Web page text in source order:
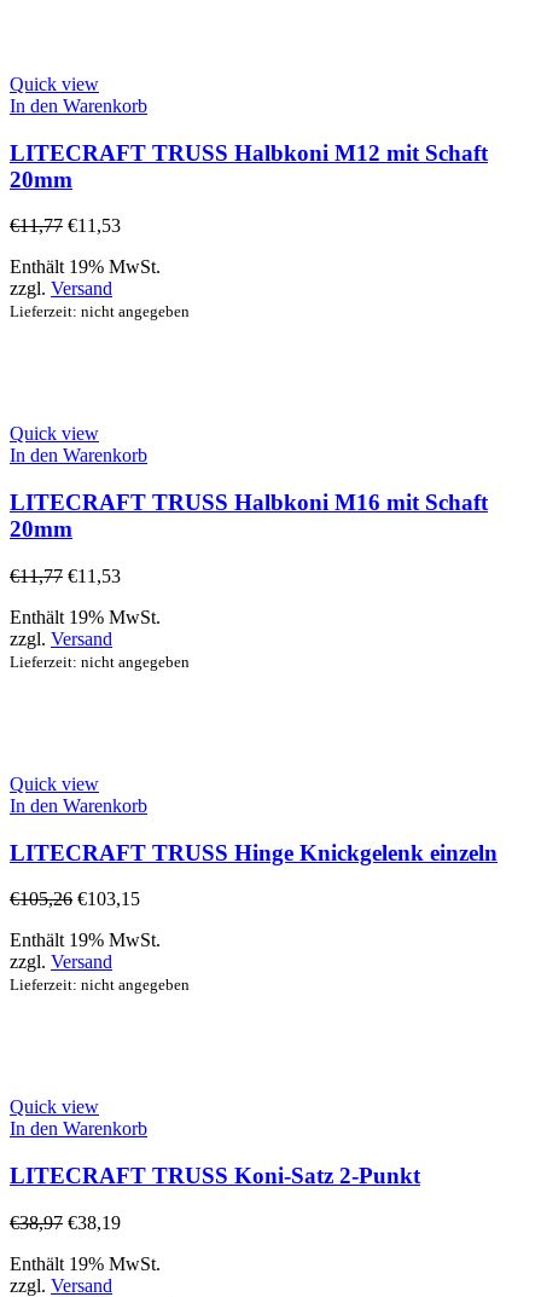
Quick view
In den Warenkorb
LITECRAFT TRUSS Halbkoni M12 mit Schaft
20mm
€11,77 €11,53
Enthält 19% MwSt.
zzgl. Versand
Lieferzeit: nicht angegeben
Quick view
In den Warenkorb
LITECRAFT TRUSS Halbkoni M16 mit Schaft
20mm
€11,77 €11,53
Enthält 19% MwSt.
zzgl. Versand
Lieferzeit: nicht angegeben
Quick view
In den Warenkorb
LITECRAFT TRUSS Hinge Knickgelenk einzeln
€105,26 €103,15
Enthält 19% MwSt.
zzgl. Versand
Lieferzeit: nicht angegeben
Quick view
In den Warenkorb
LITECRAFT TRUSS Koni-Satz 2-Punkt
€38,97 €38,19
Enthält 19% MwSt.
zzgl. Versand